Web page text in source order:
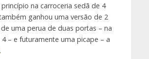
na carroceria sedã de 4
ganhou uma versão de 2
uma perua de duas portas – na
4 – e futuramente uma picape – a
.